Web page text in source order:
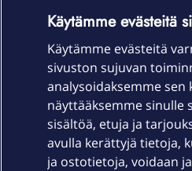
Laitteet & liittymät
Palvelut
Käytämme evästeitä
Käytämme evästeitä
sivuston sujuvan
analysoidaksemme sen
näyttääksemme sinulle
sisältöä, etuja ja
avulla kerättyjä tietoja,
ja ostotietoja, voidaan